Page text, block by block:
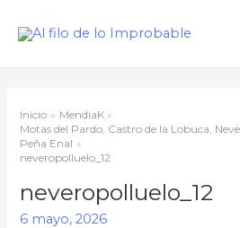
Inicio
MendiaK
Motas del Pardo, Castro de la Lobuca,
Peña Enal
neveropolluelo_12
neveropolluelo_12
6 mayo, 2026